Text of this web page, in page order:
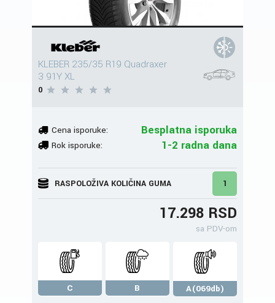
KLEBER 235/35 R19 Quadraxer
3 91Y XL
0
Cena isporuke: Besplatna isporuka
Rok isporuke: 1-2 radna dana
RASPOLOŽIVA KOLIČINA GUMA 1
17.298 RSD
sa PDV-om
C B
A(069db)